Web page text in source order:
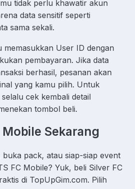
tidak perlu khawatir akun
data sensitif seperti
sama sekali.
memasukkan User ID dengan
pembayaran. Jika data
berhasil, pesanan akan
yang kamu pilih. Untuk
cek kembali detail
tombol beli.
Mobile Sekarang
pack, atau siap-siap event
FC Mobile? Yuk, beli Silver FC
di TopUpGim.com. Pilih